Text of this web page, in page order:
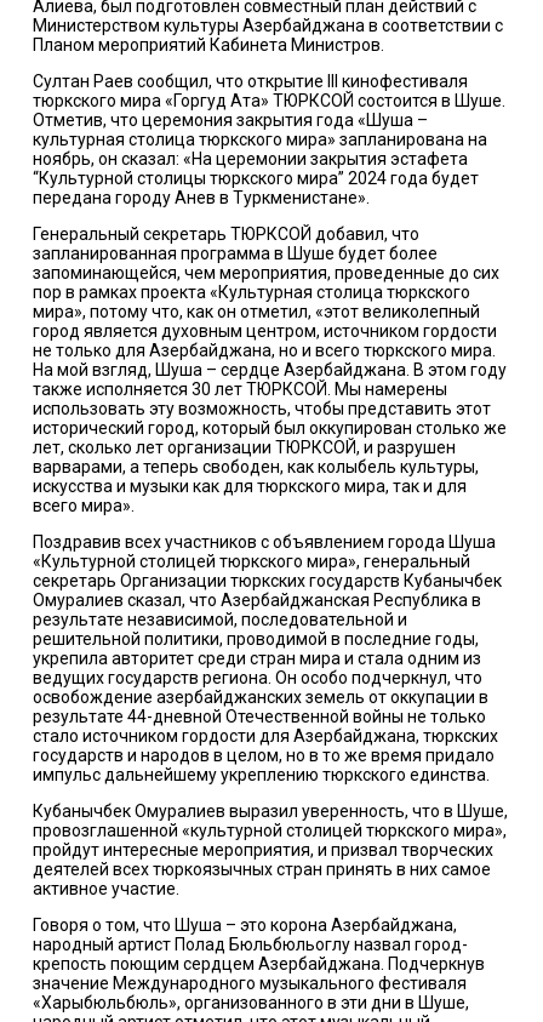
Алиева, был подготовлен совместный план действий с
Министерством культуры Азербайджана в соответствии с
Планом мероприятий Кабинета Министров.
Султан Раев сообщил, что открытие III кинофестиваля
тюркского мира «Горгуд Ата» ТЮРКСОЙ состоится в Шуше.
Отметив, что церемония закрытия года «Шуша –
культурная столица тюркского мира» запланирована на
ноябрь, он сказал: «На церемонии закрытия эстафета
“Культурной столицы тюркского мира” 2024 года будет
передана городу Анев в Туркменистане».
Генеральный секретарь ТЮРКСОЙ добавил, что
запланированная программа в Шуше будет более
запоминающейся, чем мероприятия, проведенные до сих
пор в рамках проекта «Культурная столица тюркского
мира», потому что, как он отметил, «этот великолепный
город является духовным центром, источником гордости
не только для Азербайджана, но и всего тюркского мира.
На мой взгляд, Шуша – сердце Азербайджана. В этом году
также исполняется 30 лет ТЮРКСОЙ. Мы намерены
использовать эту возможность, чтобы представить этот
исторический город, который был оккупирован столько же
лет, сколько лет организации ТЮРКСОЙ, и разрушен
варварами, а теперь свободен, как колыбель культуры,
искусства и музыки как для тюркского мира, так и для
всего мира».
Поздравив всех участников с объявлением города Шуша
«Культурной столицей тюркского мира», генеральный
секретарь Организации тюркских государств Кубанычбек
Омуралиев сказал, что Азербайджанская Республика в
результате независимой, последовательной и
решительной политики, проводимой в последние годы,
укрепила авторитет среди стран мира и стала одним из
ведущих государств региона. Он особо подчеркнул, что
освобождение азербайджанских земель от оккупации в
результате 44-дневной Отечественной войны не только
стало источником гордости для Азербайджана, тюркских
государств и народов в целом, но в то же время придало
импульс дальнейшему укреплению тюркского единства.
Кубанычбек Омуралиев выразил уверенность, что в Шуше,
провозглашенной «культурной столицей тюркского мира»,
пройдут интересные мероприятия, и призвал творческих
деятелей всех тюркоязычных стран принять в них самое
активное участие.
Говоря о том, что Шуша – это корона Азербайджана,
народный артист Полад Бюльбюльоглу назвал город-
крепость поющим сердцем Азербайджана. Подчеркнув
значение Международного музыкального фестиваля
«Харыбюльбюль», организованного в эти дни в Шуше,